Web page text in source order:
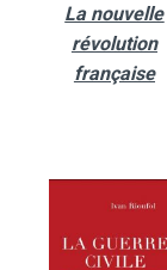
La nouvelle
révolution
française